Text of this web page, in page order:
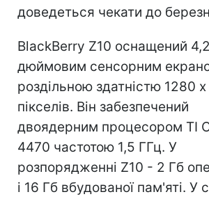
доведеться чекати до
BlackBerry Z10 оснащений
дюймовим сенсорним
роздільною здатністю 1280
пікселів. Він забезпечений
двоядерним процесором TI
4470 частотою 1,5 ГГц. У
розпорядженні Z10 - 2 Гб
і 16 Гб вбудованої пам'яті. У